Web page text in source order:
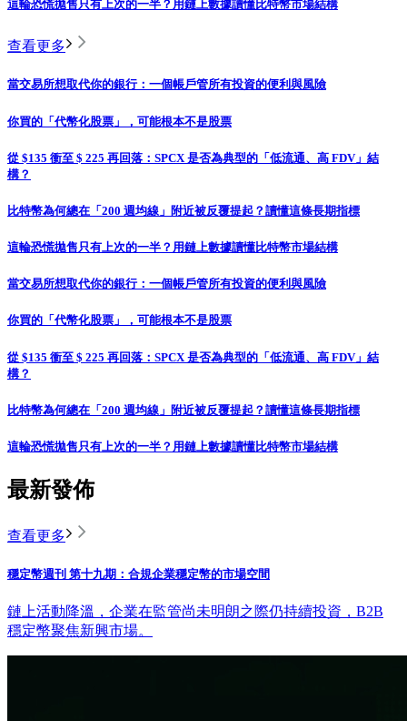
這輪恐慌拋售只有上次的一半？用鏈上數據讀懂比特幣市場結構
查看更多
當交易所想取代你的銀行：一個帳戶管所有投資的便利與風險
你買的「代幣化股票」，可能根本不是股票
從 $135 衝至 $ 225 再回落：SPCX 是否為典型的「低流通、高 FDV」結
構？
比特幣為何總在「200 週均線」附近被反覆提起？讀懂這條長期指標
這輪恐慌拋售只有上次的一半？用鏈上數據讀懂比特幣市場結構
當交易所想取代你的銀行：一個帳戶管所有投資的便利與風險
你買的「代幣化股票」，可能根本不是股票
從 $135 衝至 $ 225 再回落：SPCX 是否為典型的「低流通、高 FDV」結
構？
比特幣為何總在「200 週均線」附近被反覆提起？讀懂這條長期指標
這輪恐慌拋售只有上次的一半？用鏈上數據讀懂比特幣市場結構
最新發佈
查看更多
穩定幣週刊 第十九期：合規企業穩定幣的市場空間
鏈上活動降溫，企業在監管尚未明朗之際仍持續投資，B2B
穩定幣聚焦新興市場。